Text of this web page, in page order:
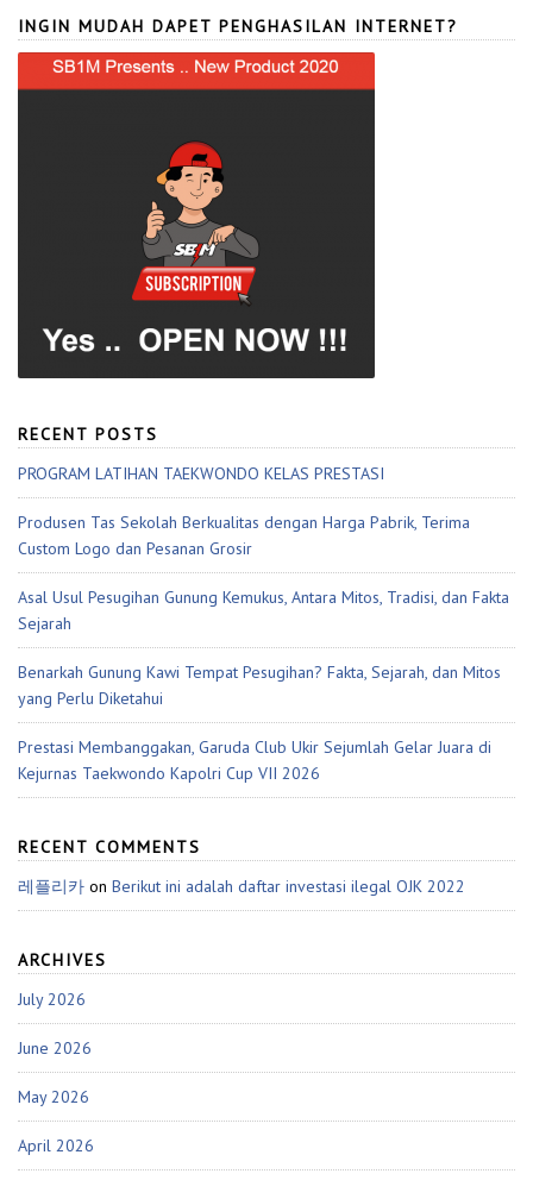
INGIN MUDAH DAPET PENGHASILAN INTERNET?
RECENT POSTS
PROGRAM LATIHAN TAEKWONDO KELAS PRESTASI
Produsen Tas Sekolah Berkualitas dengan Harga Pabrik, Terima
Custom Logo dan Pesanan Grosir
Asal Usul Pesugihan Gunung Kemukus, Antara Mitos, Tradisi, dan Fakta
Sejarah
Benarkah Gunung Kawi Tempat Pesugihan? Fakta, Sejarah, dan Mitos
yang Perlu Diketahui
Prestasi Membanggakan, Garuda Club Ukir Sejumlah Gelar Juara di
Kejurnas Taekwondo Kapolri Cup VII 2026
RECENT COMMENTS
레플리카 on Berikut ini adalah daftar investasi ilegal OJK 2022
ARCHIVES
July 2026
June 2026
May 2026
April 2026